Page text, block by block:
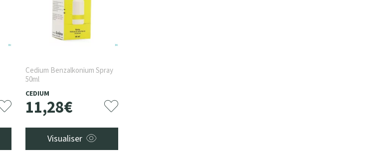
Cedium Benzalkonium Spray
50ml
CEDIUM
11,28€
Visualiser